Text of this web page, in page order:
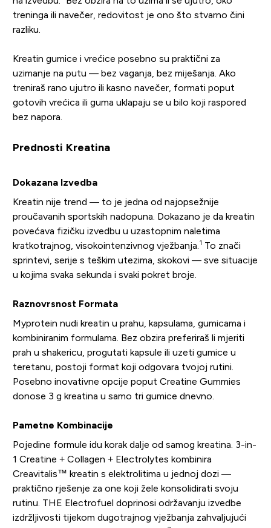
treninga ili navečer, redovitost je ono što stvarno čini
razliku.
Kreatin gumice i vrećice posebno su praktični za
uzimanje na putu — bez vaganja, bez miješanja. Ako
treniraš rano ujutro ili kasno navečer, formati poput
gotovih vrećica ili guma uklapaju se u bilo koji raspored
bez napora.
Prednosti Kreatina
Dokazana Izvedba
Kreatin nije trend — to je jedna od najopsežnije
proučavanih sportskih nadopuna. Dokazano je da kreatin
povećava fizičku izvedbu u uzastopnim naletima
kratkotrajnog, visokointenzivnog vježbanja. 1 To znači
sprintevi, serije s teškim utezima, skokovi — sve situacije
u kojima svaka sekunda i svaki pokret broje.
Raznovrsnost Formata
Myprotein nudi kreatin u prahu, kapsulama, gumicama i
kombiniranim formulama. Bez obzira preferiraš li mjeriti
prah u shakericu, progutati kapsule ili uzeti gumice u
teretanu, postoji format koji odgovara tvojoj rutini.
Posebno inovativne opcije poput Creatine Gummies
donose 3 g kreatina u samo tri gumice dnevno.
Pametne Kombinacije
Pojedine formule idu korak dalje od samog kreatina. 3-in-
1 Creatine + Collagen + Electrolytes kombinira
Creavitalis™ kreatin s elektrolitima u jednoj dozi —
praktično rješenje za one koji žele konsolidirati svoju
rutinu. THE Electrofuel doprinosi održavanju izvedbe
izdržljivosti tijekom dugotrajnog vježbanja zahvaljujući